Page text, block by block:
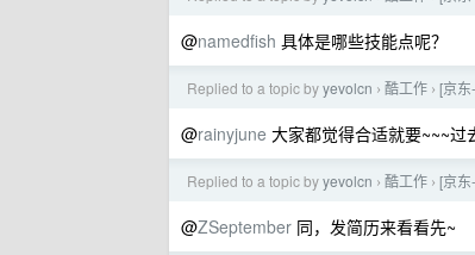
@namedfish 具体是哪些技能点呢？
Replied to a topic byyevolcn › 酷工作 › [京东
@rainyjune 大家都觉得合适就要~~~过
Replied to a topic byyevolcn › 酷工作 › [京东
@ZSeptember 同，发简历来看看先~